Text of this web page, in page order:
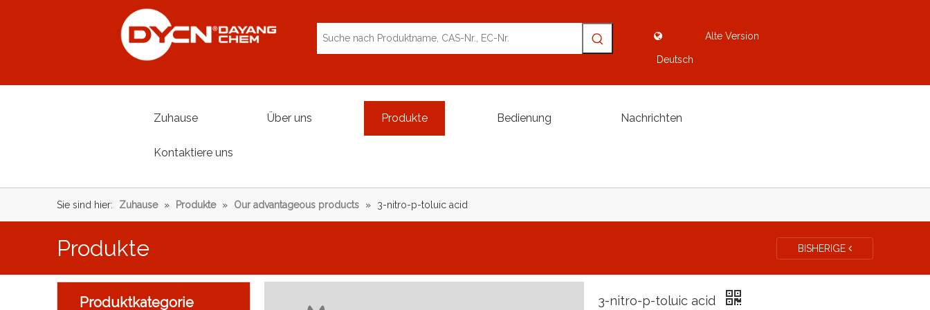
Deutsch
Alte Version
Zuhause Über uns Produkte Bedienung Nachrichten
Kontaktiere uns
Sie sind hier: Zuhause » Produkte » Our advantageous products » 3-nitro-p-toluic acid
Produkte BISHERIGE
Produktkategorie 3-nitro-p-toluic acid